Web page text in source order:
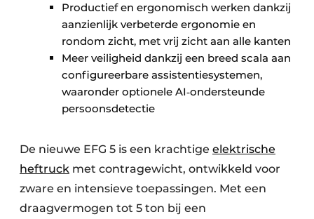
Productief en ergonomisch werken dankzij
aanzienlijk verbeterde ergonomie en
rondom zicht, met vrij zicht aan alle kanten
Meer veiligheid dankzij een breed scala aan
configureerbare assistentiesystemen,
waaronder optionele AI‑ondersteunde
persoonsdetectie
De nieuwe EFG 5 is een krachtige elektrische
heftruck met contragewicht, ontwikkeld voor
zware en intensieve toepassingen. Met een
draagvermogen tot 5 ton bij een